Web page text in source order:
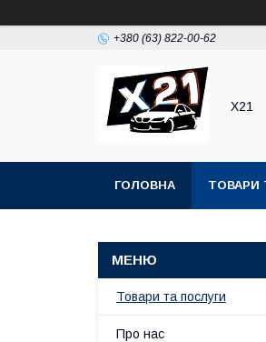
+380 (63) 822-00-62
Х21
ГОЛОВНА ТОВАРИ
Товари та послуги
Про нас